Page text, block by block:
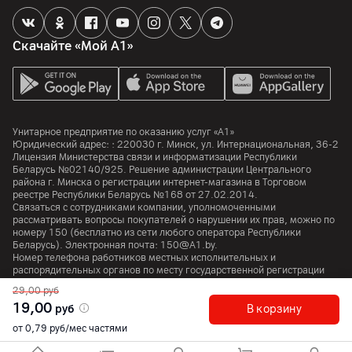
29,00 руб
19,00 руб
от 0,79 руб/мес частями
В корзину
Скачайте «Мой А1»
Унитарное предприятие по оказанию услуг «А1»
Юридический адрес: : 220030 г. Минск, ул. Интернациональная, 36-2
Лицензия Министерства связи и информатизации Республики
Беларусь №02140/925. Решение администрации Центрального
района г. Минска о регистрации интернет-магазина в Торговом
реестре Республики Беларусь №168 от 27.02.2014.
Связаться с сотрудниками компании, уполномоченными
рассматривать вопросы покупателей о нарушении их прав, можно по
номеру 150 (бесплатно из сети любого оператора Республики
Беларусь). Электронная почта: 150@A1.by.
Номер телефона работников местных исполнительных и
распорядительных органов по месту государственной регистрации
рассматривать обращения покупателей:
+375 17 374 01 46.
© 2026 Унитарное предприятие «А1». Все права защищены.